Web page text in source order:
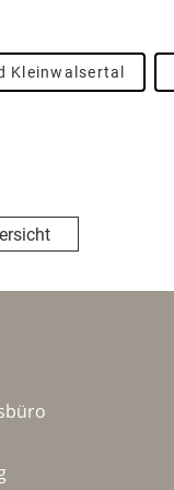
Kleinwalsertal